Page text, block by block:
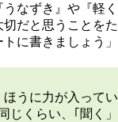
なずき』や『軽く
だと思うことをた
に書きましょう」
うに力が入ってい
じくらい、｢聞く」